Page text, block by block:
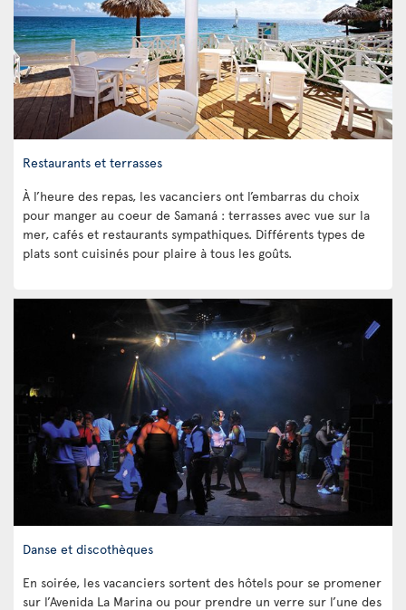
Restaurants et terrasses
À l’heure des repas, les vacanciers ont l’embarras du choix
pour manger au coeur de Samaná : terrasses avec vue sur la
mer, cafés et restaurants sympathiques. Différents types de
plats sont cuisinés pour plaire à tous les goûts.
Danse et discothèques
En soirée, les vacanciers sortent des hôtels pour se promener
sur l’Avenida La Marina ou pour prendre un verre sur l’une des